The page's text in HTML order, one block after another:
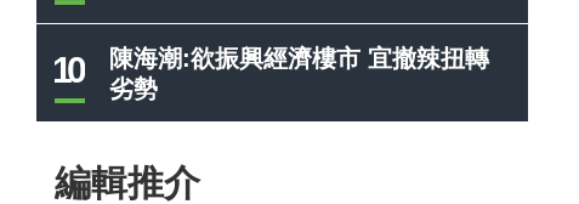
10
陳海潮:欲振興經濟樓市 宜撤辣扭轉
劣勢
編輯推介